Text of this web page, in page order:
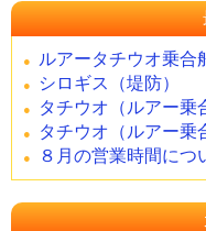
ルアータチウオ乗合
シロギス（堤防）
タチウオ（ルアー乗
タチウオ（ルアー乗
８月の営業時間につ